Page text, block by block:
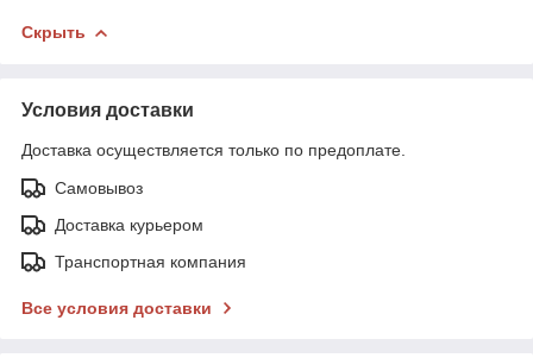
Скрыть
Условия доставки
Доставка осуществляется только по предоплате.
Самовывоз
Доставка курьером
Транспортная компания
Все условия доставки